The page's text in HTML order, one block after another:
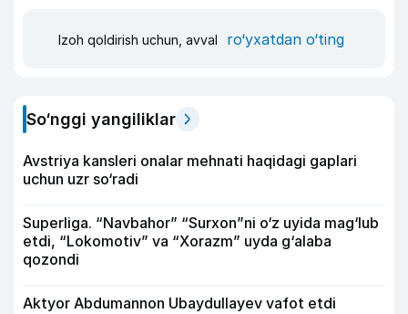
Izoh qoldirish uchun, avval ro‘yxatdan o‘ting
So‘nggi yangiliklar
Avstriya kansleri onalar mehnati haqidagi gaplari
uchun uzr so‘radi
Superliga. “Navbahor” “Surxon”ni o‘z uyida mag‘lub
etdi, “Lokomotiv” va “Xorazm” uyda g‘alaba
qozondi
Aktyor Abdu­mannon Ubaydullayev vafot etdi